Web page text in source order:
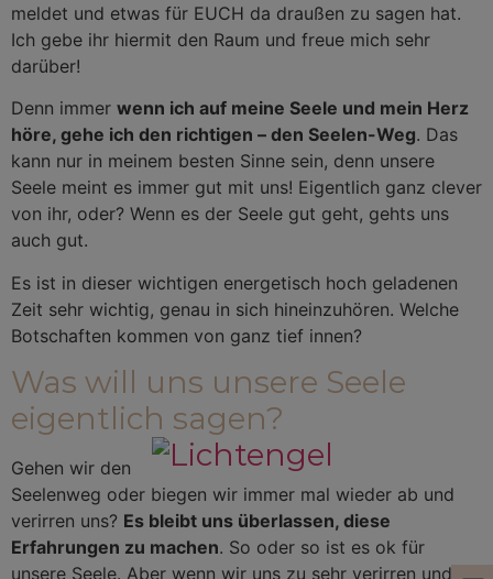
meldet und etwas für EUCH da draußen zu sagen hat.
Ich gebe ihr hiermit den Raum und freue mich sehr
darüber!
Denn immer wenn ich auf meine Seele und mein Herz
höre, gehe ich den richtigen – den Seelen-Weg. Das
kann nur in meinem besten Sinne sein, denn unsere
Seele meint es immer gut mit uns! Eigentlich ganz clever
von ihr, oder? Wenn es der Seele gut geht, gehts uns
auch gut.
Es ist in dieser wichtigen energetisch hoch geladenen
Zeit sehr wichtig, genau in sich hineinzuhören. Welche
Botschaften kommen von ganz tief innen?
Was will uns unsere Seele
eigentlich sagen?
Gehen wir den
Seelenweg oder biegen wir immer mal wieder ab und
verirren uns? Es bleibt uns überlassen, diese
Erfahrungen zu machen. So oder so ist es ok für
unsere Seele. Aber wenn wir uns zu sehr verirren und